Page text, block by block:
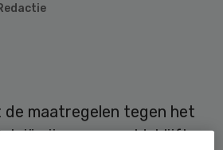
de maatregelen tegen het
zijn versoepeld, blijft